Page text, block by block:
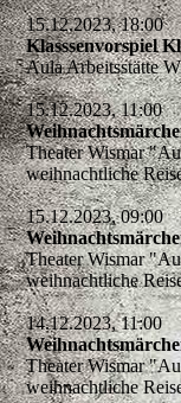
15.12.2023, 18:00
Klasssenvorspiel
Aula Arbeitsstätte
15.12.2023, 11:00
Theater Wismar
weihnachtliche
15.12.2023, 09:00
Theater Wismar
weihnachtliche
14.12.2023, 11:00
Theater Wismar
weihnachtliche